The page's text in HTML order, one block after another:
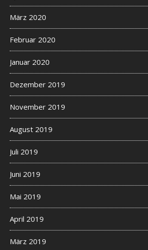
März 2020
Februar 2020
Januar 2020
Dezember 2019
November 2019
August 2019
Juli 2019
Juni 2019
Mai 2019
April 2019
März 2019